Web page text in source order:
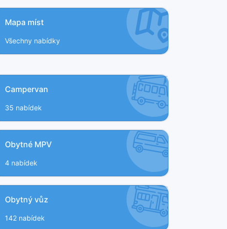
Mapa míst
Všechny nabídky
Campervan
35 nabídek
Obytné MPV
4 nabídek
Obytný vůz
142 nabídek